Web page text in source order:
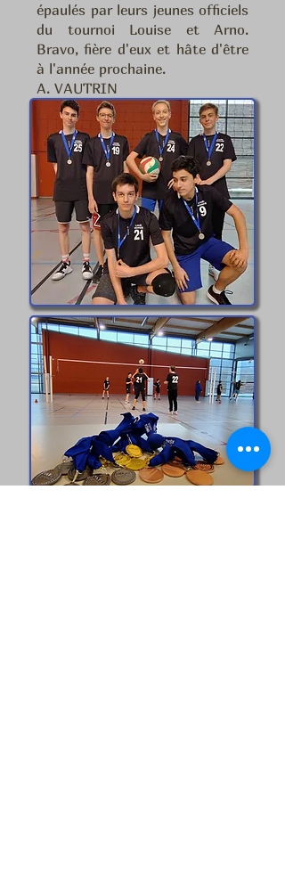
épaulés par leurs jeunes officiels
du tournoi Louise et Arno.
Bravo, fière d'eux et hâte d'être
à l'année prochaine.
A. VAUTRIN